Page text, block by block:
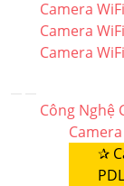
Camera
Camera
Camera
Công Nghệ
✰